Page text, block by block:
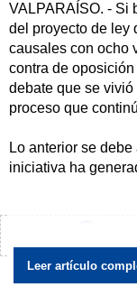
VALPARAÍSO. - Si
del proyecto de ley
causales con ocho
contra de
debate que se
proceso que
Lo anterior se
iniciativa ha
versus"los
entre los
demostrado.
Leer artículo